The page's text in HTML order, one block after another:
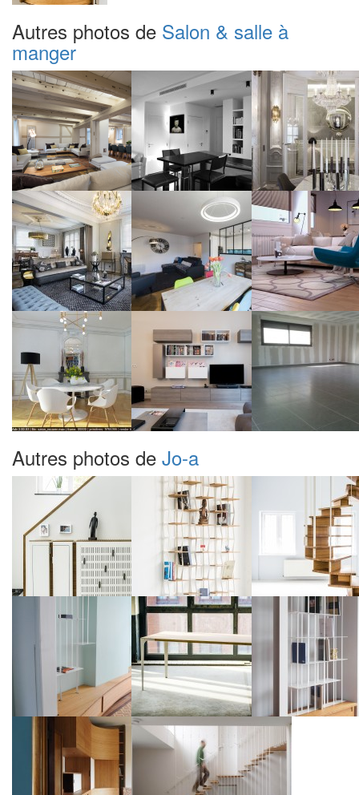
Autres photos de Salon & salle à
manger
Autres photos de Jo-a